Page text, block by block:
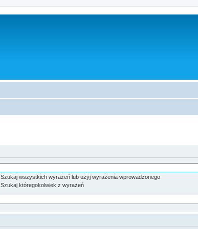
Szukaj wszystkich wyrażeń lub użyj wyrażenia wprowadzonego
Szukaj któregokolwiek z wyrażeń